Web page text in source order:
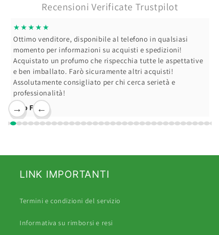
Recensioni Verificate Trustpilot
←
→
★★★★★
Ottimo venditore, disponibile al telefono in qualsiasi
momento per informazioni su acquisti e spedizioni!
Acquistato un profumo che rispecchia tutte le aspettative
e ben imballato. Farò sicuramente altri acquisti!
Assolutamente consigliato per chi cerca serietà e
professionalità!
Ciro F.
LINK IMPORTANTI
Termini e condizioni del servizio
Informativa su rimborsi e resi